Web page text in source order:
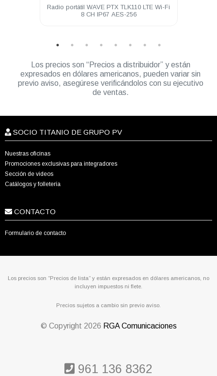
Radio portátil WAVE PTX TLK110 LTE Wi-Fi
8 CH IP67 AES-256
Los precios son “Precios a distribuidor” y están
expresados en dólares americanos, pueden variar sin
previo aviso, asegúrese verificándolos con su ejecutivo
de ventas.
SOCIO TITANIO DE GRUPO PV
Nuestras oficinas
Promociones exclusivas para integradores
Sección de videos
Catálogos y folletería
CONTACTO
Formulario de contacto
Los precios son “Precios de lista” y están expresados en dólares americanos, no
incluyen impuestos ni flete.
Precios sujetos a cambio sin previo aviso.
© Copyright 2026 RGA Comunicaciones
961 136 8362